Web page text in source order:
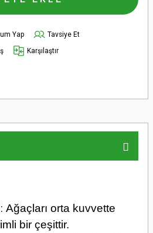
Yap
Tavsiye Et
Karşılaştır
Ağaçları orta kuvvette
bir çeşittir.